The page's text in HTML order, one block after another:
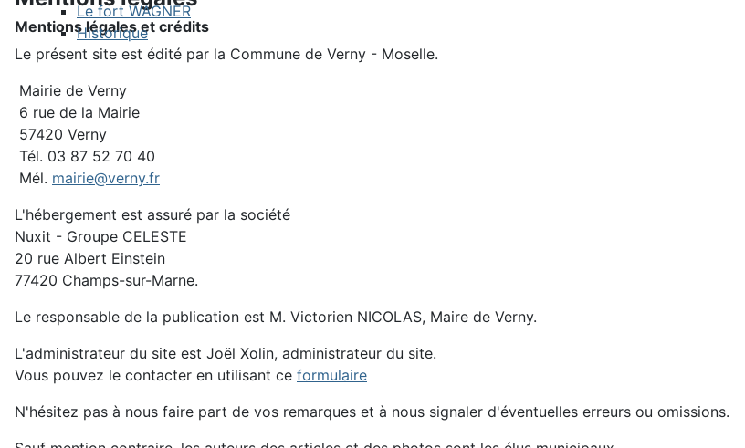
Le fort WAGNER
Historique
Mentions légales et crédits
Le présent site est édité par la Commune de Verny - Moselle.
Mairie de Verny
6 rue de la Mairie
57420 Verny
Tél. 03 87 52 70 40
Mél. mairie@verny.fr
L'hébergement est assuré par la société
Nuxit - Groupe CELESTE
20 rue Albert Einstein
77420 Champs-sur-Marne.
Le responsable de la publication est M. Victorien NICOLAS, Maire de Verny.
L'administrateur du site est Joël Xolin, administrateur du site.
Vous pouvez le contacter en utilisant ce formulaire
N'hésitez pas à nous faire part de vos remarques et à nous signaler d'éventuelles erreurs ou omissions.